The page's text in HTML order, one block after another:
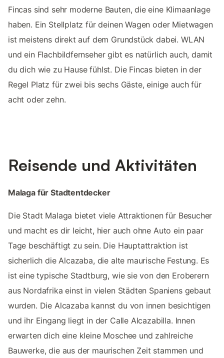
Fincas sind sehr moderne Bauten, die eine Klimaanlage
haben. Ein Stellplatz für deinen Wagen oder Mietwagen
ist meistens direkt auf dem Grundstück dabei. WLAN
und ein Flachbildfernseher gibt es natürlich auch, damit
du dich wie zu Hause fühlst. Die Fincas bieten in der
Regel Platz für zwei bis sechs Gäste, einige auch für
acht oder zehn.
Reisende und Aktivitäten
Malaga für Stadtentdecker
Die Stadt Malaga bietet viele Attraktionen für Besucher
und macht es dir leicht, hier auch ohne Auto ein paar
Tage beschäftigt zu sein. Die Hauptattraktion ist
sicherlich die Alcazaba, die alte maurische Festung. Es
ist eine typische Stadtburg, wie sie von den Eroberern
aus Nordafrika einst in vielen Städten Spaniens gebaut
wurden. Die Alcazaba kannst du von innen besichtigen
und ihr Eingang liegt in der Calle Alcazabilla. Innen
erwarten dich eine kleine Moschee und zahlreiche
Bauwerke, die aus der maurischen Zeit stammen und